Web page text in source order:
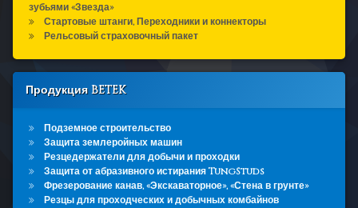
зубьями «Звезда»
Стартовые штанги, Переходники и коннекторы
Рельсовый страховочный пакет
Продукция BETEK
Подземное строительство
Защита землеройных машин
Резцедержатели для добычи и проходки
Защита от абразивного истирания TungStuds
Фрезерование канав, «Экскаваторное», «Стена в грунте»
Резцы для проходческих и добычных комбайнов